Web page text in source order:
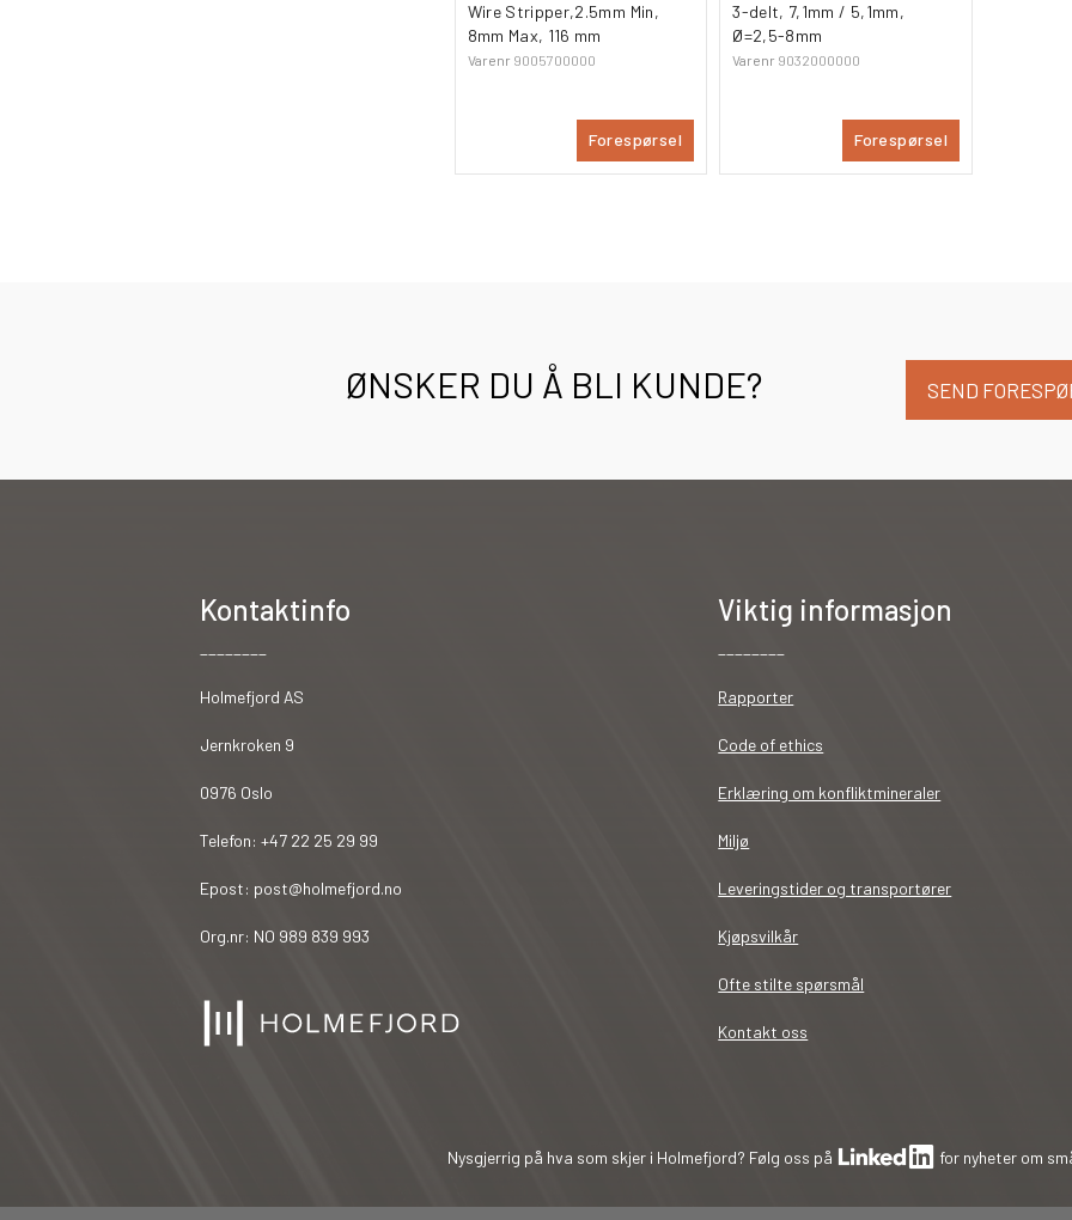
Wire Stripper,2.5mm Min,
8mm Max, 116 mm
Varenr 9005700000
Forespørsel
3-delt, 7,1mm / 5,1mm,
Ø=2,5-8mm
Varenr 9032000000
Forespørsel
ØNSKER DU Å BLI KUNDE? SEND
Kontaktinfo
________
Holmefjord AS
Jernkroken 9
0976 Oslo
Telefon: +47 22 25 29 99
Epost: post@holmefjord.no
Org.nr: NO 989 839 993
Viktig informasjon
________
Rapporter
Code of ethics
Erklæring om konfliktmineraler
Miljø
Leveringstider og transportører
Kjøpsvilkår
Ofte stilte spørsmål
Kontakt oss
Nysgjerrig på hva som skjer i Holmefjord? Følg oss på for nyheter om